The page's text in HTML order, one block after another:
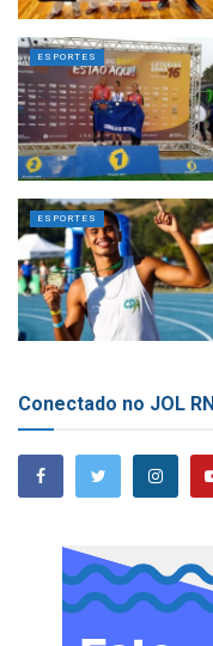
ESPORTES
ESPORTES
Conectado no JOL RN